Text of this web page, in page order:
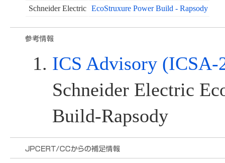
Schneider Electric
EcoStruxure Power Build - Rapsody
ICS Advisory (ICSA-
Schneider Electric
Build-Rapsody